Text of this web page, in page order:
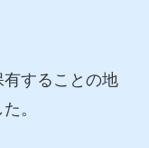
することの地
。